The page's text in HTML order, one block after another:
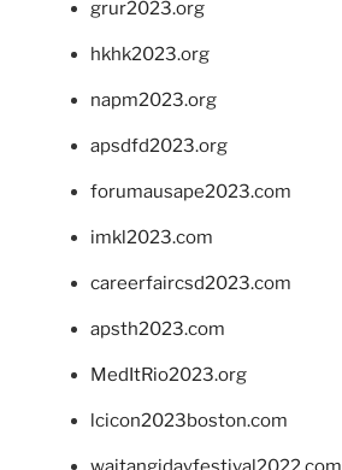
grur2023.org
hkhk2023.org
napm2023.org
apsdfd2023.org
forumausape2023.com
imkl2023.com
careerfaircsd2023.com
apsth2023.com
MedItRio2023.org
lcicon2023boston.com